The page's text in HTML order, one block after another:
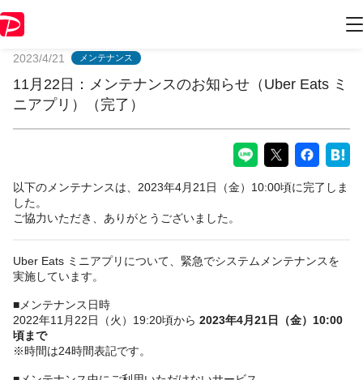
2023/4/21 メンテナンス
11月22日：メンテナンスのお知らせ（Uber Eats ミ
ニアプリ）（完了）
以下のメンテナンスは、2023年4月21日（金）10:00頃に完了しま
した。
ご協力いただき、ありがとうございました。
Uber Eats ミニアプリについて、緊急でシステムメンテナンスを
実施しています。
■メンテナンス日時
2022年11月22日（火）19:20頃から 2023年4月21日（金）10:00
頃まで
※時間は24時間表記です。